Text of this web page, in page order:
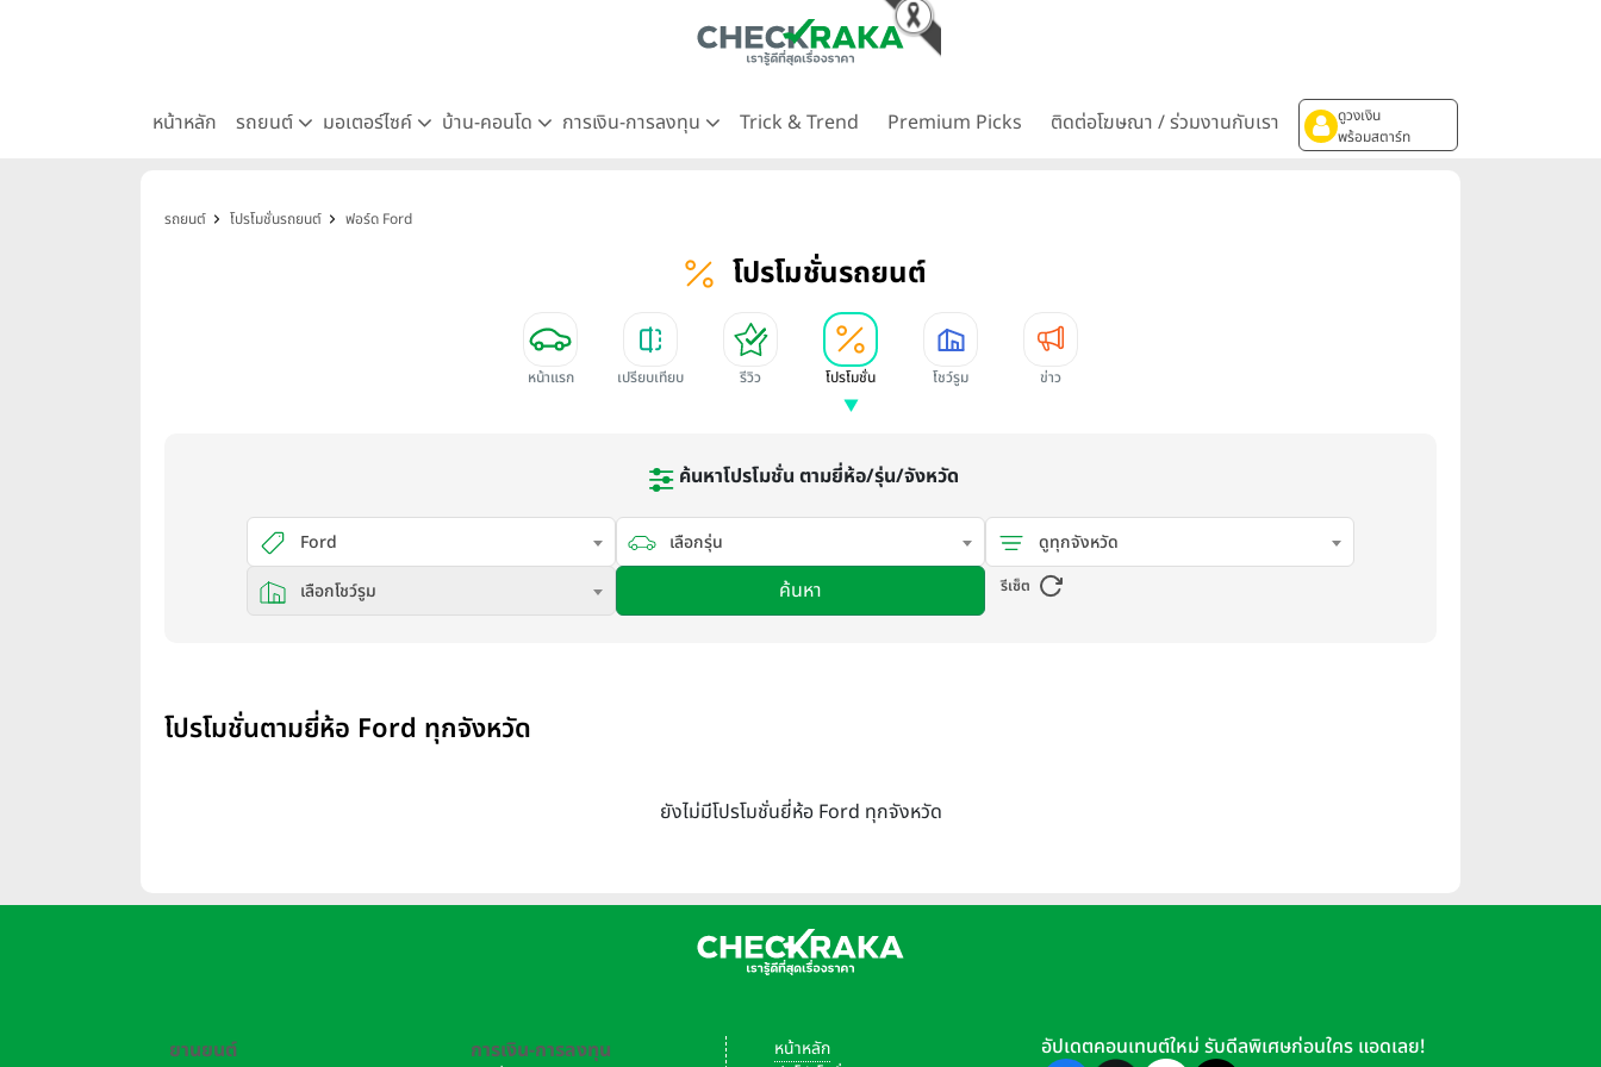
หน้าหลัก รถยนต์ มอเตอร์ไซค์ บ้าน-คอนโด การเงิน-การลงทุน Trick & Trend Premium Picks ติดต่อโฆษณา / ร่วมงานกับเรา
ดูวงเงิน
พร้อมสตาร์ท
รถยนต์ โปรโมชั่นรถยนต์ ฟอร์ด Ford
โปรโมชั่นรถยนต์
หน้าแรก เปรียบเทียบ รีวิว โปรโมชั่น โชว์รูม ข่าว
ค้นหาโปรโมชั่น ตามยี่ห้อ/รุ่น/จังหวัด
Ford เลือกรุ่น
ดูทุกจังหวัด
เลือกโชว์รูม
ค้นหา รีเซ็ต
โปรโมชั่นตามยี่ห้อ Ford ทุกจังหวัด
ยังไม่มีโปรโมชั่นยี่ห้อ Ford ทุกจังหวัด
ยานยนต์ การเงิน-การลงทุน
หน้าหลัก
อัปเดตคอนเทนต์ใหม่ รับดีลพิเศษก่อนใคร แอดเลย!